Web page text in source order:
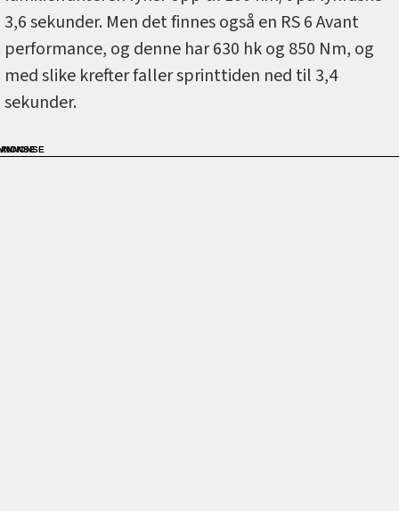
3,6 sekunder. Men det finnes også en RS 6 Avant
performance, og denne har 630 hk og 850 Nm, og
med slike krefter faller sprinttiden ned til 3,4
sekunder.